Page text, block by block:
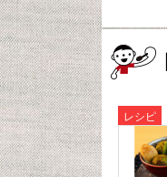
レシピ